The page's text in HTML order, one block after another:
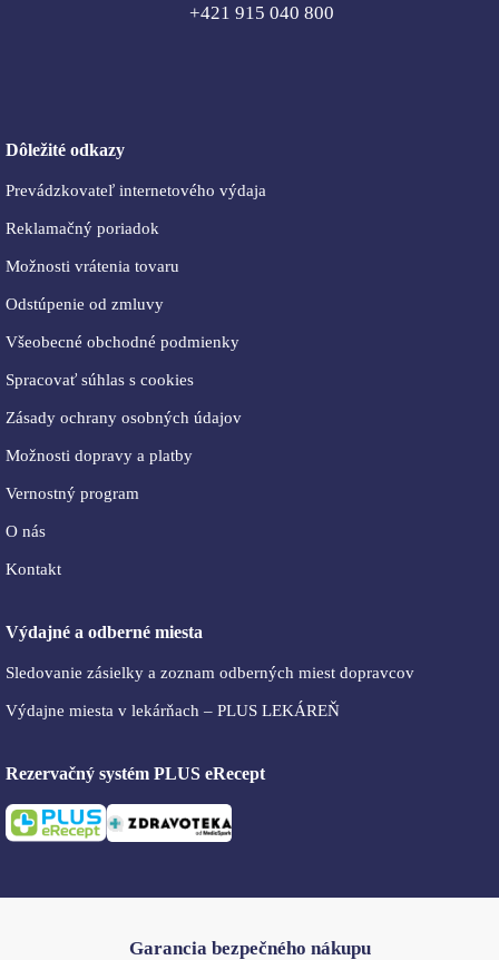
+421 915 040 800
Dôležité odkazy
Prevádzkovateľ internetového výdaja
Reklamačný poriadok
Možnosti vrátenia tovaru
Odstúpenie od zmluvy
Všeobecné obchodné podmienky
Spracovať súhlas s cookies
Zásady ochrany osobných údajov
Možnosti dopravy a platby
Vernostný program
O nás
Kontakt
Výdajné a odberné miesta
Sledovanie zásielky a zoznam odberných miest dopravcov
Výdajne miesta v lekárňach – PLUS LEKÁREŇ
Rezervačný systém PLUS eRecept
Garancia bezpečného nákupu